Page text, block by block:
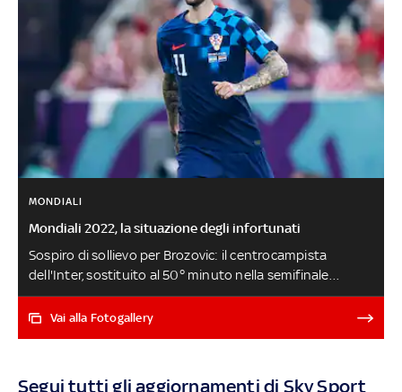
MONDIALI
Mondiali 2022, la situazione degli infortunati
Sospiro di sollievo per Brozovic: il centrocampista
dell'Inter, sostituito al 50° minuto nella semifinale
Argentina-Croazia per un fastidio muscolare, si è
sottoposto a dei controlli che hanno dato esito
Vai alla Fotogallery
Segui tutti gli aggiornamenti di Sky Sport